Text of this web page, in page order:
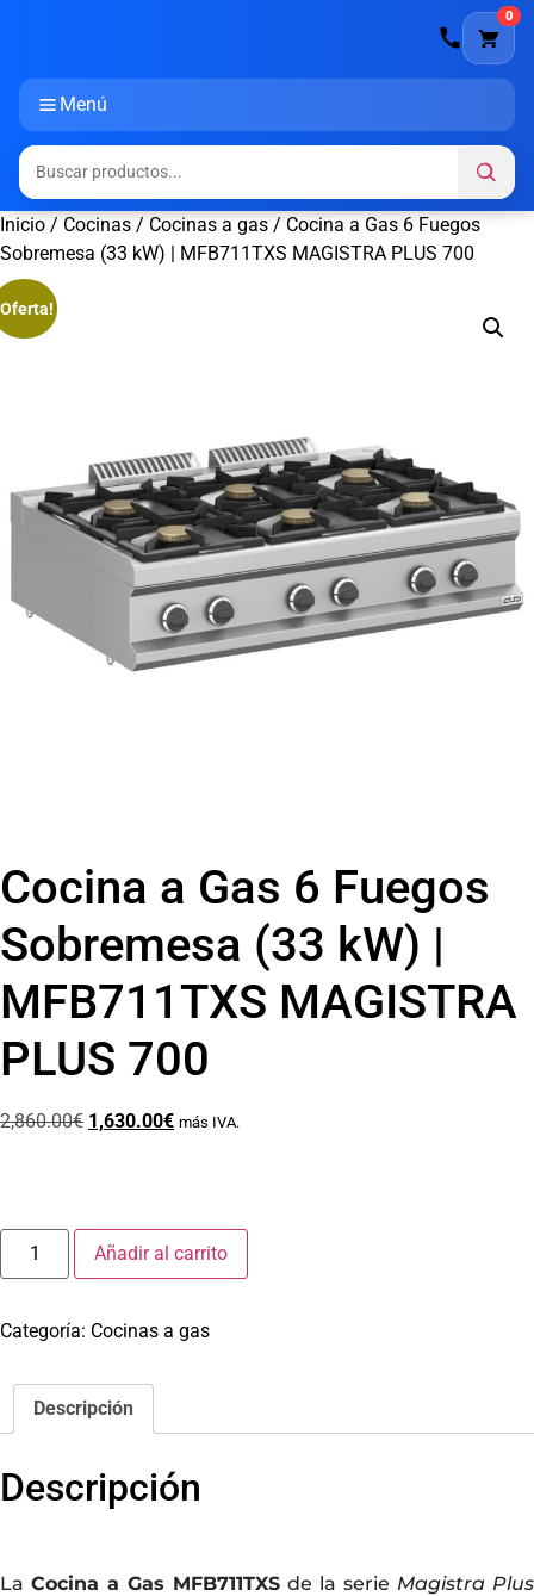
Menú
0
Inicio / Cocinas / Cocinas a gas / Cocina a Gas 6 Fuegos
Sobremesa (33 kW) | MFB711TXS MAGISTRA PLUS 700
Cocina a Gas 6 Fuegos
Sobremesa (33 kW) |
MFB711TXS MAGISTRA
PLUS 700
2,860.00€ 1,630.00€ más IVA.
Añadir al carrito
Categoría: Cocinas a gas
Descripción
Descripción
La Cocina a Gas MFB711TXS de la serie Magistra Plus